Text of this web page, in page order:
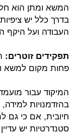
המשא ומתן הוא
בדרך כלל יש
העבודה ועל היקף
תפקידים זוטרים:
פחות מקום למשא
המיקוד עבור
בהזדמנויות
חיובית, אם כי גם
סטנדרטיות יש